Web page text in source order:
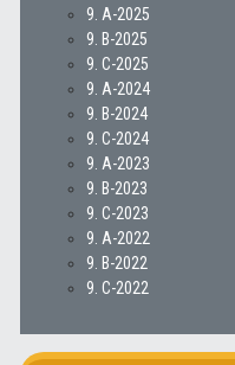
9. A-2025
9. B-2025
9. C-2025
9. A-2024
9. B-2024
9. C-2024
9. A-2023
9. B-2023
9. C-2023
9. A-2022
9. B-2022
9. C-2022